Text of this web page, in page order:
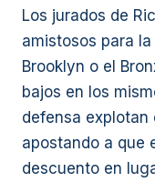
Los jurados de
amistosos para
Brooklyn o el
bajos en los
defensa explotan
apostando a que
descuento en